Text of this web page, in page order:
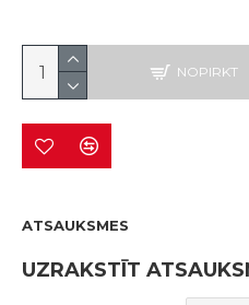
NOPIRKT
ATSAUKSMES
UZRAKSTĪT